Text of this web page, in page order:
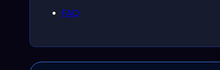
FAQ